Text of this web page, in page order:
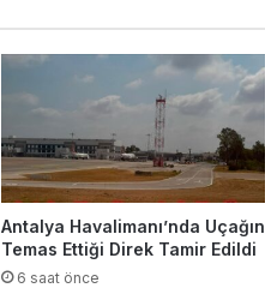
Antalya Havalimanı’nda Uçağın
Temas Ettiği Direk Tamir Edildi
6 saat önce